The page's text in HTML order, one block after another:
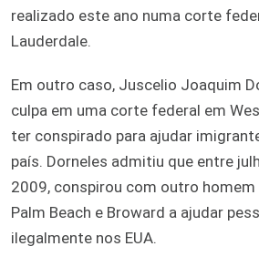
realizado este ano numa corte
Lauderdale.
Em outro caso, Juscelio Joaquim
culpa em uma corte federal em
ter conspirado para ajudar
país. Dorneles admitiu que entre
2009, conspirou com outro
Palm Beach e Broward a ajudar
ilegalmente nos EUA.